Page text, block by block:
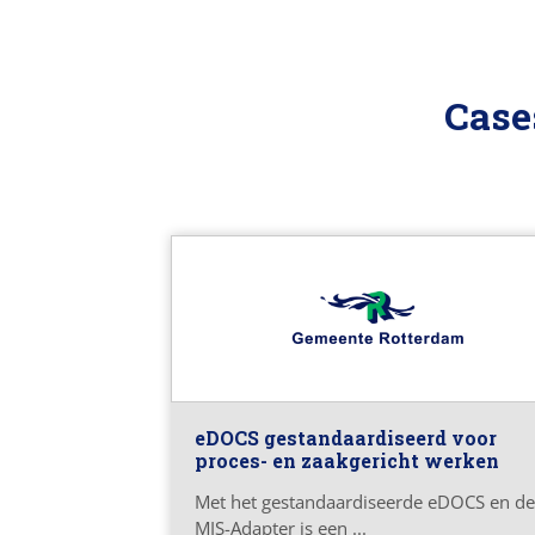
eDOCS gestandaardiseerd voor
proces- en zaakgericht werken
Met het gestandaardiseerde eDOCS en
MIS-Adapter is een ...